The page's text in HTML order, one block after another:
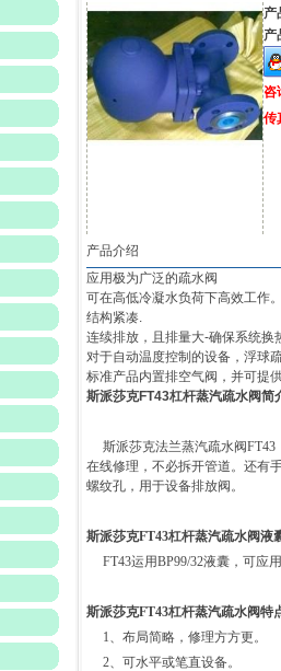
产
产
咨
传
产品介绍
应用极为广泛的疏水阀
可在高低冷凝水负荷下高效工作
结构紧凑.
连续排放，且排量大-确保系统换
对于自动温度控制的设备，浮球
标准产品内置排空气阀，并可提
斯派莎克FT43杠杆蒸汽疏水阀简
斯派莎克法兰蒸汽疏水阀FT43
在线修理， 不必拆开管道。还有
螺纹孔，用于设备排放阀。
斯派莎克FT43杠杆蒸汽疏水阀液
FT43运用BP99/32液囊，可应
斯派莎克FT43杠杆蒸汽疏水阀特
1、 布局简略，修理方方更。
2、 可水平或笔直设备。